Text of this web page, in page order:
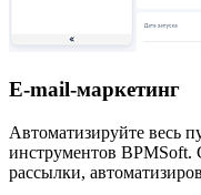
E-mail-маркетинг
Автоматизируйте весь
инструментов BPMSoft.
рассылки,